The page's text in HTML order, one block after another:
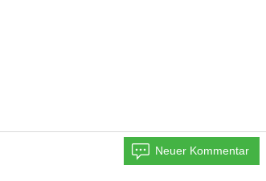
Neuer Kommentar